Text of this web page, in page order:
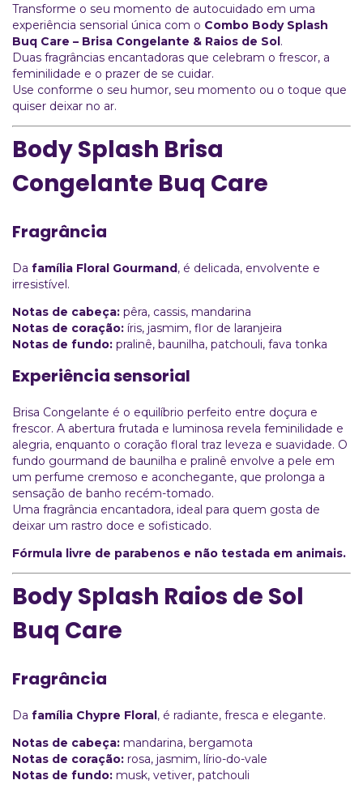
Transforme o seu momento de autocuidado em uma
experiência sensorial única com o Combo Body Splash
Buq Care – Brisa Congelante & Raios de Sol.
Duas fragrâncias encantadoras que celebram o frescor, a
feminilidade e o prazer de se cuidar.
Use conforme o seu humor, seu momento ou o toque que
quiser deixar no ar.
Body Splash Brisa
Congelante Buq Care
Fragrância
Da família Floral Gourmand, é delicada, envolvente e
irresistível.
Notas de cabeça: pêra, cassis, mandarina
Notas de coração: íris, jasmim, flor de laranjeira
Notas de fundo: pralinê, baunilha, patchouli, fava tonka
Experiência sensorial
Brisa Congelante é o equilíbrio perfeito entre doçura e
frescor. A abertura frutada e luminosa revela feminilidade e
alegria, enquanto o coração floral traz leveza e suavidade. O
fundo gourmand de baunilha e pralinê envolve a pele em
um perfume cremoso e aconchegante, que prolonga a
sensação de banho recém-tomado.
Uma fragrância encantadora, ideal para quem gosta de
deixar um rastro doce e sofisticado.
Fórmula livre de parabenos e não testada em animais.
Body Splash Raios de Sol
Buq Care
Fragrância
Da família Chypre Floral, é radiante, fresca e elegante.
Notas de cabeça: mandarina, bergamota
Notas de coração: rosa, jasmim, lírio-do-vale
Notas de fundo: musk, vetiver, patchouli